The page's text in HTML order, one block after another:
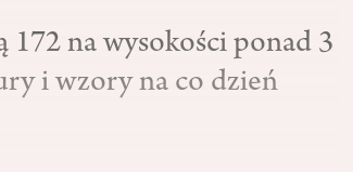
172 na wysokości ponad 3
i wzory na co dzień